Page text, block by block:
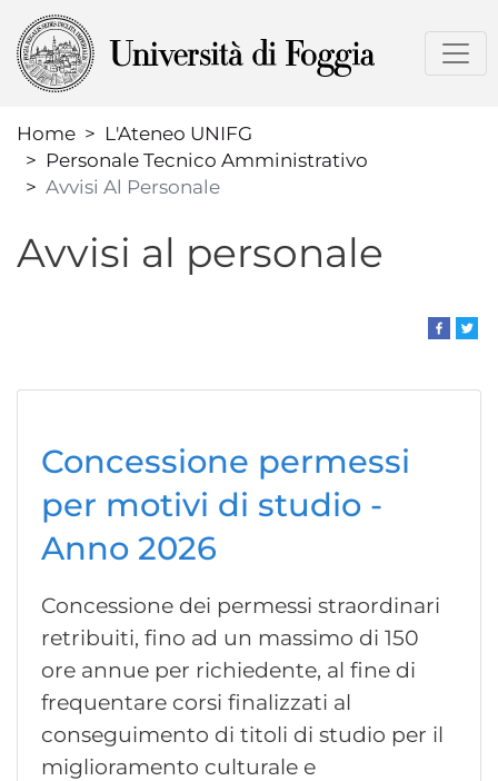
al
contenuto
Home
L'Ateneo UNIFG
Personale Tecnico Amministrativo
Avvisi Al Personale
Avvisi al personale
Concessione permessi
per motivi di studio -
Anno 2026
Concessione dei permessi straordinari
retribuiti, fino ad un massimo di 150
ore annue per richiedente, al fine di
frequentare corsi finalizzati al
conseguimento di titoli di studio per il
miglioramento culturale e